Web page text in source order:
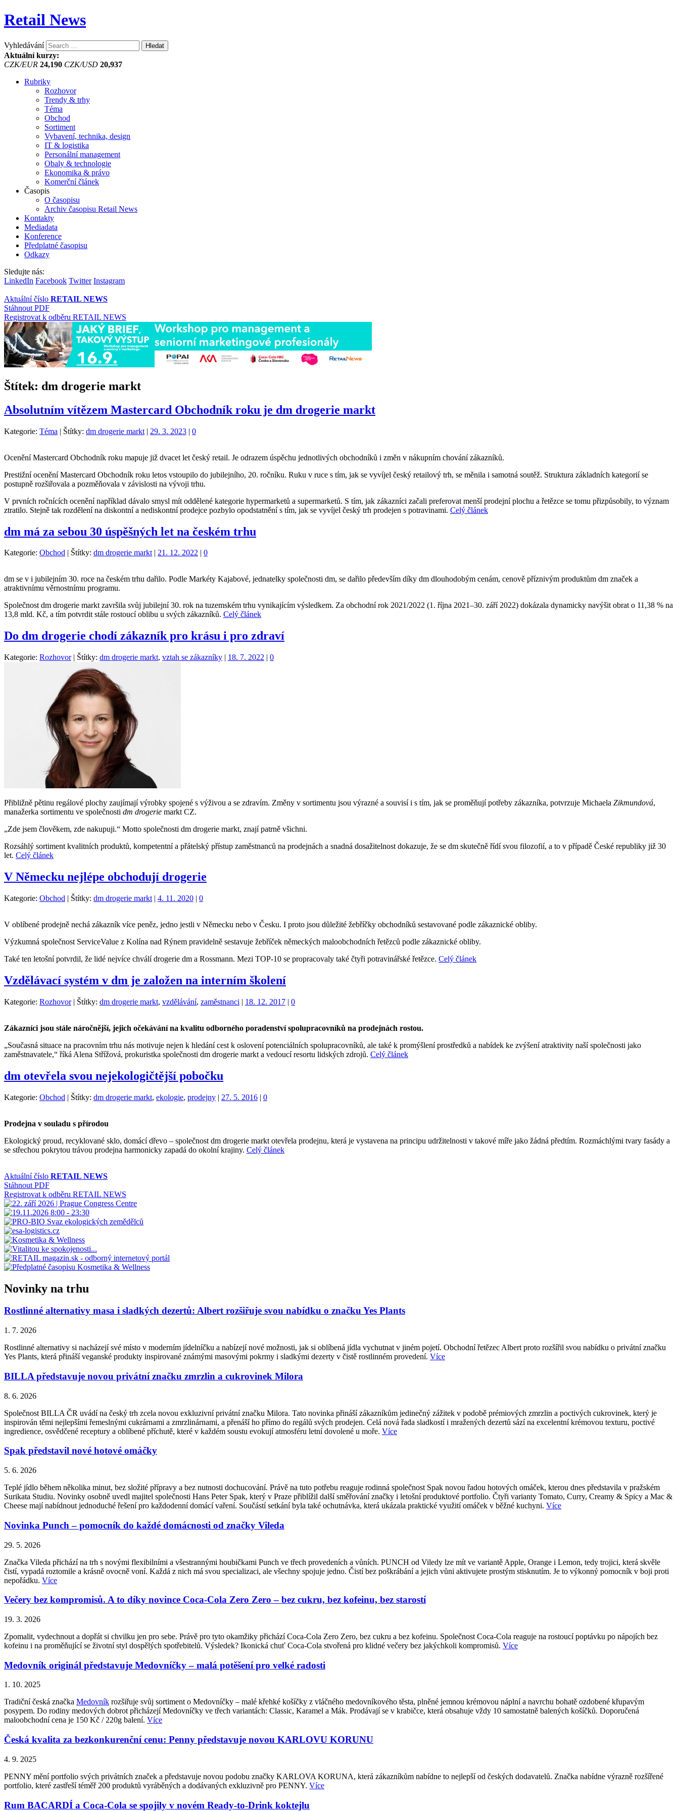
Retail News
Vyhledávání
Aktuální kurzy:
CZK/EUR 24,190 CZK/USD 20,937
Rubriky
Rozhovor
Trendy & trhy
Téma
Obchod
Sortiment
Vybavení, technika, design
IT & logistika
Personální management
Obaly & technologie
Ekonomika & právo
Komerční článek
Časopis
O časopisu
Archiv časopisu Retail News
Kontakty
Mediadata
Konference
Předplatné časopisu
Odkazy
Sledujte nás:
LinkedIn Facebook Twitter Instagram
Aktuální číslo RETAIL NEWS
Stáhnout PDF
Registrovat k odběru RETAIL NEWS
Štítek: dm drogerie markt
Absolutním vítězem Mastercard Obchodník roku je dm drogerie markt
Kategorie: Téma | Štítky: dm drogerie markt | 29. 3. 2023 | 0
Ocenění Mastercard Obchodník roku mapuje již dvacet let český retail. Je odrazem úspěchu jednotlivých obchodníků i změn v nákupním chování zákazníků.
Prestižní ocenění Mastercard Obchodník roku letos vstoupilo do jubilejního, 20. ročníku. Ruku v ruce s tím, jak se vyvíjel český retailový trh, se měnila i samotná soutěž. Struktura základních kategorií se
postupně rozšiřovala a pozměňovala v závislosti na vývoji trhu.
V prvních ročnících ocenění například dávalo smysl mít oddělené kategorie hypermarketů a supermarketů. S tím, jak zákazníci začali preferovat menší prodejní plochu a řetězce se tomu přizpůsobily, to význam
ztratilo. Stejně tak rozdělení na diskontní a nediskontní prodejce pozbylo opodstatnění s tím, jak se vyvíjel český trh prodejen s potravinami. Celý článek
dm má za sebou 30 úspěšných let na českém trhu
Kategorie: Obchod | Štítky: dm drogerie markt | 21. 12. 2022 | 0
dm se v i jubilejním 30. roce na českém trhu dařilo. Podle Markéty Kajabové, jednatelky společnosti dm, se dařilo především díky dm dlouhodobým cenám, cenově příznivým produktům dm značek a
atraktivnímu věrnostnímu programu.
Společnost dm drogerie markt završila svůj jubilejní 30. rok na tuzemském trhu vynikajícím výsledkem. Za obchodní rok 2021/2022 (1. října 2021–30. září 2022) dokázala dynamicky navýšit obrat o 11,38 % na
13,8 mld. Kč, a tím potvrdit stále rostoucí oblibu u svých zákazníků. Celý článek
Do dm drogerie chodí zákazník pro krásu i pro zdraví
Kategorie: Rozhovor | Štítky: dm drogerie markt, vztah se zákazníky | 18. 7. 2022 | 0
Přibližně pětinu regálové plochy zaujímají výrobky spojené s výživou a se zdravím. Změny v sortimentu jsou výrazné a souvisí i s tím, jak se proměňují potřeby zákazníka, potvrzuje Michaela Zikmundová,
manažerka sortimentu ve společnosti dm drogerie markt CZ.
„Zde jsem člověkem, zde nakupuji.“ Motto společnosti dm drogerie markt, znají patrně všichni.
Rozsáhlý sortiment kvalitních produktů, kompetentní a přátelský přístup zaměstnanců na prodejnách a snadná dosažitelnost dokazuje, že se dm skutečně řídí svou filozofií, a to v případě České republiky již 30
let. Celý článek
V Německu nejlépe obchodují drogerie
Kategorie: Obchod | Štítky: dm drogerie markt | 4. 11. 2020 | 0
V oblíbené prodejně nechá zákazník více peněz, jedno jestli v Německu nebo v Česku. I proto jsou důležité žebříčky obchodníků sestavované podle zákaznické obliby.
Výzkumná společnost ServiceValue z Kolína nad Rýnem pravidelně sestavuje žebříček německých maloobchodních řetězců podle zákaznické obliby.
Také ten letošní potvrdil, že lidé nejvíce chválí drogerie dm a Rossmann. Mezi TOP-10 se propracovaly také čtyři potravinářské řetězce. Celý článek
Vzdělávací systém v dm je založen na interním školení
Kategorie: Rozhovor | Štítky: dm drogerie markt, vzdělávání, zaměstnanci | 18. 12. 2017 | 0
Zákazníci jsou stále náročnější, jejich očekávání na kvalitu odborného poradenství spolupracovníků na prodejnách rostou.
„Současná situace na pracovním trhu nás motivuje nejen k hledání cest k oslovení potenciálních spolupracovníků, ale také k promýšlení prostředků a nabídek ke zvýšení atraktivity naší společnosti jako
zaměstnavatele,“ říká Alena Střížová, prokuristka společnosti dm drogerie markt a vedoucí resortu lidských zdrojů. Celý článek
dm otevřela svou nejekologičtější pobočku
Kategorie: Obchod | Štítky: dm drogerie markt, ekologie, prodejny | 27. 5. 2016 | 0
Prodejna v souladu s přírodou
Ekologický proud, recyklované sklo, domácí dřevo – společnost dm drogerie markt otevřela prodejnu, která je vystavena na principu udržitelnosti v takové míře jako žádná předtím. Rozmáchlými tvary fasády a
se střechou pokrytou trávou prodejna harmonicky zapadá do okolní krajiny. Celý článek
Aktuální číslo RETAIL NEWS
Stáhnout PDF
Registrovat k odběru RETAIL NEWS
Novinky na trhu
Rostlinné alternativy masa i sladkých dezertů: Albert rozšiřuje svou nabídku o značku Yes Plants
1. 7. 2026
Rostlinné alternativy si nacházejí své místo v moderním jídelníčku a nabízejí nové možnosti, jak si oblíbená jídla vychutnat v jiném pojetí. Obchodní řetězec Albert proto rozšířil svou nabídku o privátní značku
Yes Plants, která přináší veganské produkty inspirované známými masovými pokrmy i sladkými dezerty v čistě rostlinném provedení. Více
BILLA představuje novou privátní značku zmrzlin a cukrovinek Milora
8. 6. 2026
Společnost BILLA ČR uvádí na český trh zcela novou exkluzivní privátní značku Milora. Tato novinka přináší zákazníkům jedinečný zážitek v podobě prémiových zmrzlin a poctivých cukrovinek, který je
inspirován těmi nejlepšími řemeslnými cukrárnami a zmrzlinárnami, a přenáší ho přímo do regálů svých prodejen. Celá nová řada sladkostí i mražených dezertů sází na excelentní krémovou texturu, poctivé
ingredience, osvědčené receptury a oblíbené příchutě, které v každém soustu evokují atmosféru letní dovolené u moře. Více
Spak představil nové hotové omáčky
5. 6. 2026
Teplé jídlo během několika minut, bez složité přípravy a bez nutnosti dochucování. Právě na tuto potřebu reaguje rodinná společnost Spak novou řadou hotových omáček, kterou dnes představila v pražském
Surikata Studiu. Novinky osobně uvedl majitel společnosti Hans Peter Spak, který v Praze přiblížil další směřování značky i letošní produktové portfolio. Čtyři varianty Tomato, Curry, Creamy & Spicy a Mac &
Cheese mají nabídnout jednoduché řešení pro každodenní domácí vaření. Součástí setkání byla také ochutnávka, která ukázala praktické využití omáček v běžné kuchyni. Více
Novinka Punch – pomocník do každé domácnosti od značky Vileda
29. 5. 2026
Značka Vileda přichází na trh s novými flexibilními a všestrannými houbičkami Punch ve třech provedeních a vůních. PUNCH od Viledy lze mít ve variantě Apple, Orange i Lemon, tedy trojici, která skvěle
čistí, vypadá roztomile a krásně ovocně voní. Každá z nich má svou specializaci, ale všechny spojuje jedno. Čistí bez poškrábání a jejich vůni aktivujete prostým stisknutím. Je to výkonný pomocník v boji proti
nepořádku. Více
Večery bez kompromisů. A to díky novince Coca-Cola Zero Zero – bez cukru, bez kofeinu, bez starostí
19. 3. 2026
Zpomalit, vydechnout a dopřát si chvilku jen pro sebe. Právě pro tyto okamžiky přichází Coca-Cola Zero Zero, bez cukru a bez kofeinu. Společnost Coca-Cola reaguje na rostoucí poptávku po nápojích bez
kofeinu i na proměňující se životní styl dospělých spotřebitelů. Výsledek? Ikonická chuť Coca-Cola stvořená pro klidné večery bez jakýchkoli kompromisů. Více
Medovník originál představuje Medovníčky – malá potěšení pro velké radosti
1. 10. 2025
Tradiční česká značka Medovník rozšiřuje svůj sortiment o Medovníčky – malé křehké košíčky z vláčného medovníkového těsta, plněné jemnou krémovou náplní a navrchu bohatě ozdobené křupavým
posypem. Do rodiny medových dobrot přicházejí Medovníčky ve třech variantách: Classic, Karamel a Mák. Prodávají se v krabičce, která obsahuje vždy 10 samostatně balených košíčků. Doporučená
maloobchodní cena je 150 Kč / 220g balení. Více
Česká kvalita za bezkonkurenční cenu: Penny představuje novou KARLOVU KORUNU
4. 9. 2025
PENNY mění portfolio svých privátních značek a představuje novou podobu značky KARLOVA KORUNA, která zákazníkům nabídne to nejlepší od českých dodavatelů. Značka nabídne výrazně rozšířené
portfolio, které zastřeší téměř 200 produktů vyráběných a dodávaných exkluzivně pro PENNY. Více
Rum BACARDÍ a Coca-Cola se spojily v novém Ready-to-Drink koktejlu